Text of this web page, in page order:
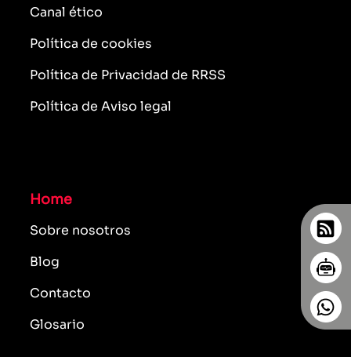
Canal ético
Política de cookies
Política de Privacidad de RRSS
Política de Aviso legal
Home
Sobre nosotros
Blog
Contacto
Glosario